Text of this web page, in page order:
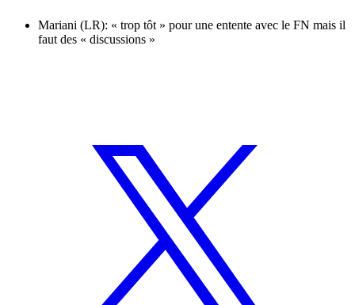
Mariani (LR): « trop tôt » pour une entente avec le FN mais il
faut des « discussions »